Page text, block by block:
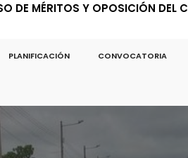
DE MÉRITOS Y OPOSICIÓN DEL
PLANIFICACIÓN CONVOCATORIA